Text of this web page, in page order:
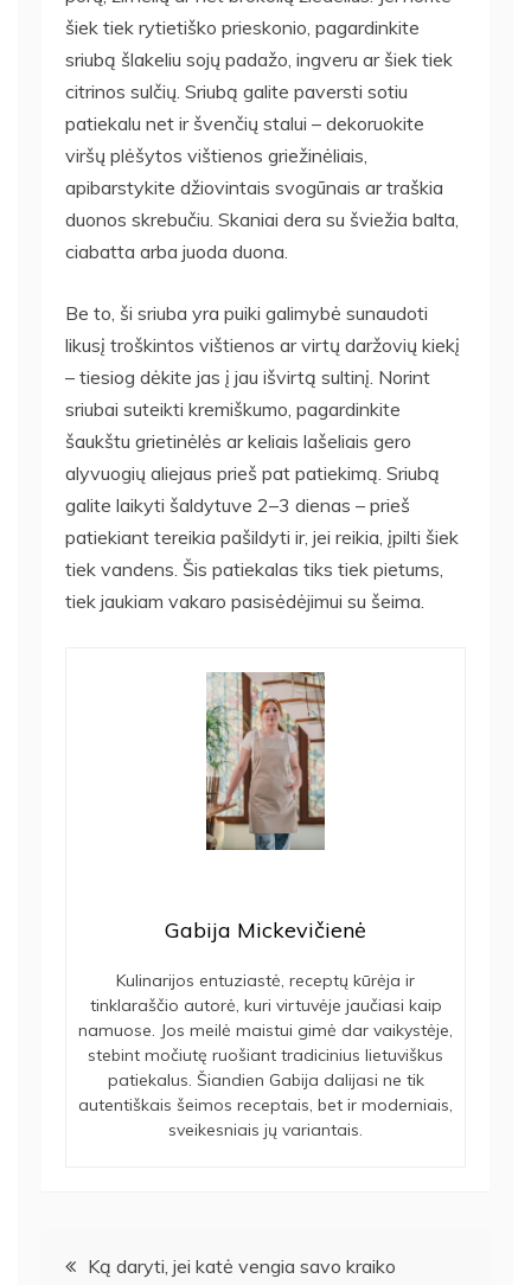
šiek tiek rytietiško prieskonio, pagardinkite
sriubą šlakeliu sojų padažo, ingveru ar šiek tiek
citrinos sulčių. Sriubą galite paversti sotiu
patiekalu net ir švenčių stalui – dekoruokite
viršų plėšytos vištienos griežinėliais,
apibarstykite džiovintais svogūnais ar traškia
duonos skrebučiu. Skaniai dera su šviežia balta,
ciabatta arba juoda duona.
Be to, ši sriuba yra puiki galimybė sunaudoti
likusį troškintos vištienos ar virtų daržovių kiekį
– tiesiog dėkite jas į jau išvirtą sultinį. Norint
sriubai suteikti kremiškumo, pagardinkite
šaukštu grietinėlės ar keliais lašeliais gero
alyvuogių aliejaus prieš pat patiekimą. Sriubą
galite laikyti šaldytuve 2–3 dienas – prieš
patiekiant tereikia pašildyti ir, jei reikia, įpilti šiek
tiek vandens. Šis patiekalas tiks tiek pietums,
tiek jaukiam vakaro pasisėdėjimui su šeima.
Gabija Mickevičienė
Kulinarijos entuziastė, receptų kūrėja ir
tinklaraščio autorė, kuri virtuvėje jaučiasi kaip
namuose. Jos meilė maistui gimė dar vaikystėje,
stebint močiutę ruošiant tradicinius lietuviškus
patiekalus. Šiandien Gabija dalijasi ne tik
autentiškais šeimos receptais, bet ir moderniais,
sveikesniais jų variantais.
Navigacija
Ką daryti, jei katė vengia savo kraiko